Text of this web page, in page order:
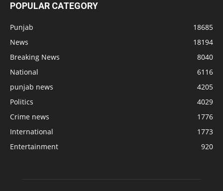
POPULAR CATEGORY
Punjab
18685
News
18194
Breaking News
8040
National
6116
punjab news
4205
Politics
4029
Crime news
1776
International
1773
Entertainment
920